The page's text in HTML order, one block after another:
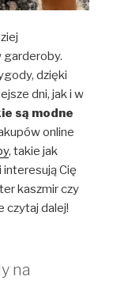
garderoby.
dzięki
dni, jak i w
są modne
online
, takie jak
interesują Cię
kaszmir czy
czytaj dalej!
na